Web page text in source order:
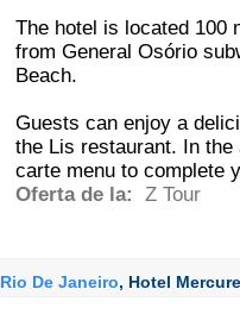
The hotel is located 100
from General Osório
Beach.
Guests can enjoy a
the Lis restaurant. In
carte menu to complete
Oferta de la:
Z Tour
Rio De Janeiro, Hotel